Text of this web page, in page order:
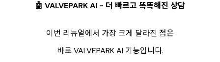
🤖 VALVEPARK AI - 더 빠르고 똑똑해진 상담
이번 리뉴얼에서 가장 크게 달라진 점은
바로 VALVEPARK AI 기능입니다.